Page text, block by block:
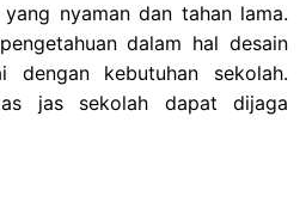
nyaman dan tahan lama.
dalam hal desain
kebutuhan sekolah.
jas sekolah dapat dijaga